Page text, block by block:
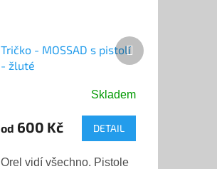
Tričko - MOSSAD s pistolí
- žluté
Skladem
od 600 Kč DETAIL
Orel vidí všechno. Pistole
Další
produkt